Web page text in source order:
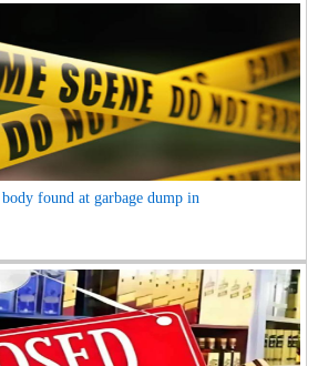
found at garbage dump in